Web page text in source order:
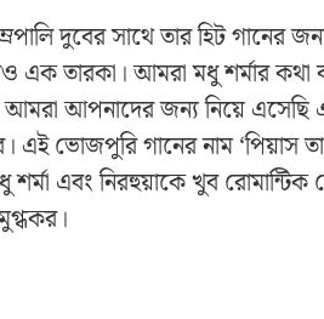
দুবের সাথে তার হিট গানের
তারকা। আমরা মধু শর্মার কথা
আপনাদের জন্য নিয়ে
ভোজপুরি গানের নাম ‘পিয়াস
শর্মা এবং নিরহুয়াকে খুব